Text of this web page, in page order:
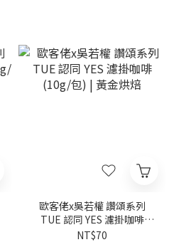
歐客佬x吳若權 讚頌系列
TUE 認同 YES 濾掛咖啡
(10g/包) | 黃金烘焙
NT$70